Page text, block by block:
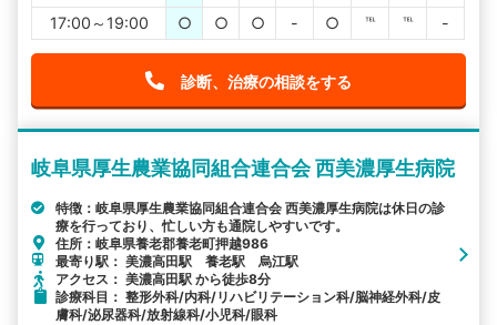
17:00～19:00
○ ○ ○ - ○ ℡ ℡ -
診断、治療の相談をする
岐阜県厚生農業協同組合連合会 西美濃厚生病院
特徴：岐阜県厚生農業協同組合連合会 西美濃厚生病院は休日の診
療を行っており、忙しい方も通院しやすいです。
住所：岐阜県養老郡養老町押越986
最寄り駅： 美濃高田駅 養老駅 烏江駅
アクセス： 美濃高田駅 から徒歩8分
診療科目： 整形外科/内科/リハビリテーション科/脳神経外科/皮
膚科/泌尿器科/放射線科/小児科/眼科